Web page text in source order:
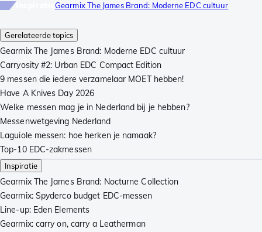
Gerelateerde topics
Gearmix The James Brand: Moderne EDC cultuur
Carryosity #2: Urban EDC Compact Edition
9 messen die iedere verzamelaar MOET hebben!
Have A Knives Day 2026
Welke messen mag je in Nederland bij je hebben?
Messenwetgeving Nederland
Laguiole messen: hoe herken je namaak?
Top-10 EDC-zakmessen
Inspiratie
Gearmix The James Brand: Nocturne Collection
Gearmix: Spyderco budget EDC-messen
Line-up: Eden Elements
Gearmix: carry on, carry a Leatherman
Gearmix The James Brand: Moderne EDC cultuur